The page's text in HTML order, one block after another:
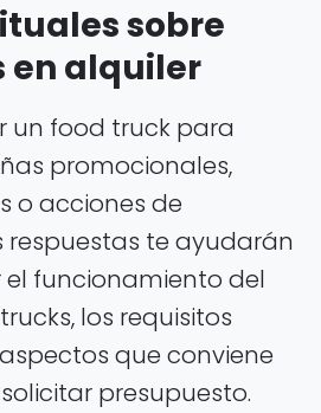
sobre
en alquiler
un food truck para
promocionales,
o acciones de
respuestas te ayudarán
funcionamiento del
los requisitos
que conviene
presupuesto.